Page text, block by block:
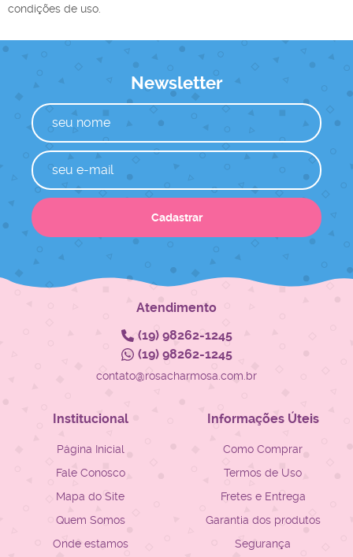
condições de uso.
Newsletter
Cadastrar
Atendimento
(19)98262-1245
(19)98262-1245
contato@rosacharmosa.com.br
Institucional
Página Inicial
Fale Conosco
Mapa do Site
Quem Somos
Onde estamos
Informações Úteis
Como Comprar
Termos de Uso
Fretes e Entrega
Garantia dos produtos
Segurança